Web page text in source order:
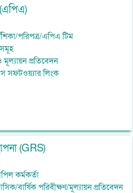
(এপিএ)
পরিপত্র/এপিএ টিম
মূল্যায়ন প্রতিবেদন
সফটওয়্যার লিংক
(GRS)
কর্মকর্তা
বার্ষিক পরিবীক্ষণ/মূল্যায়ন প্রতিবেদন